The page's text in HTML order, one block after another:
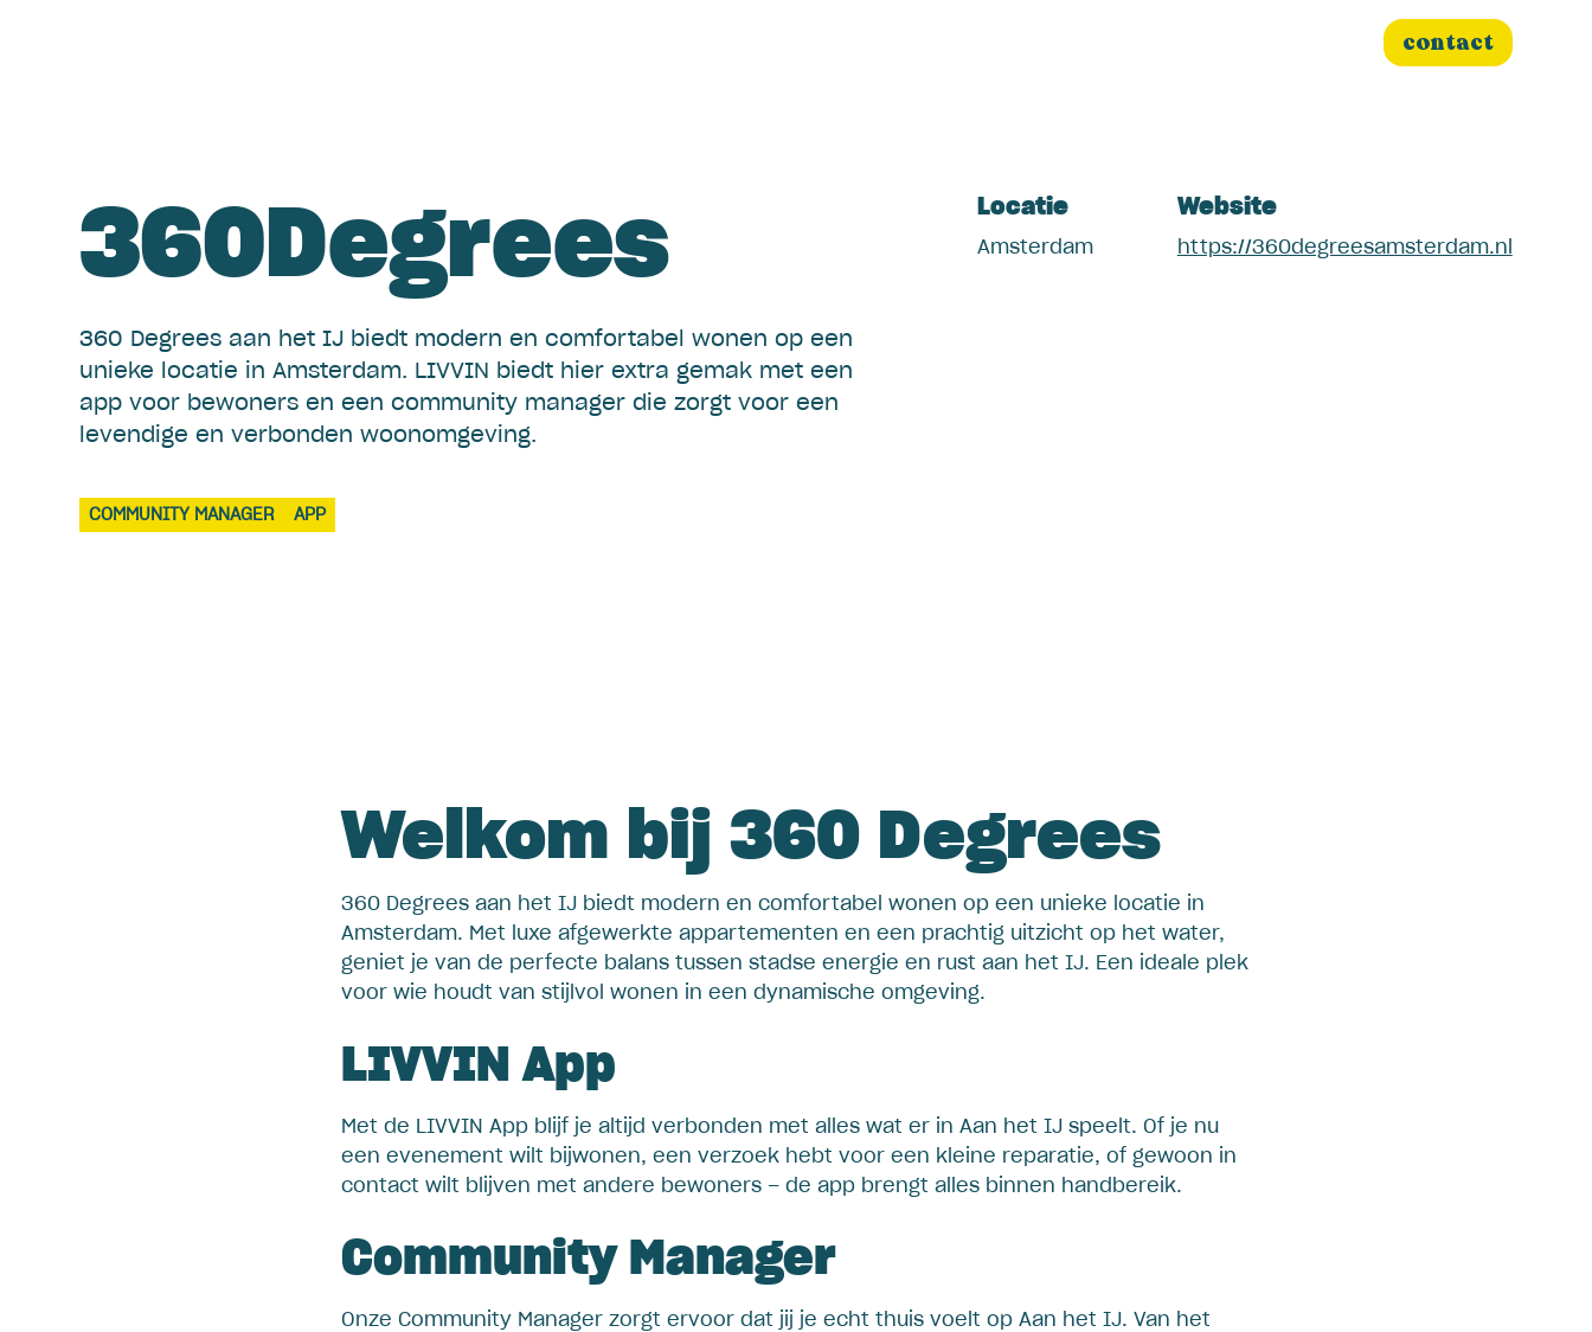
contact
360Degrees
360 Degrees aan het IJ biedt modern en comfortabel wonen op een
unieke locatie in Amsterdam. LIVVIN biedt hier extra gemak met een
app voor bewoners en een community manager die zorgt voor een
levendige en verbonden woonomgeving.
COMMUNITY MANAGER APP
Locatie
Amsterdam
Website
https://360degreesamsterdam.nl
Welkom bij 360 Degrees
360 Degrees aan het IJ biedt modern en comfortabel wonen op een unieke locatie in
Amsterdam. Met luxe afgewerkte appartementen en een prachtig uitzicht op het water,
geniet je van de perfecte balans tussen stadse energie en rust aan het IJ. Een ideale plek
voor wie houdt van stijlvol wonen in een dynamische omgeving.
LIVVIN App
Met de LIVVIN App blijf je altijd verbonden met alles wat er in Aan het IJ speelt. Of je nu
een evenement wilt bijwonen, een verzoek hebt voor een kleine reparatie, of gewoon in
contact wilt blijven met andere bewoners – de app brengt alles binnen handbereik.
Community Manager
Onze Community Manager zorgt ervoor dat jij je echt thuis voelt op Aan het IJ. Van het